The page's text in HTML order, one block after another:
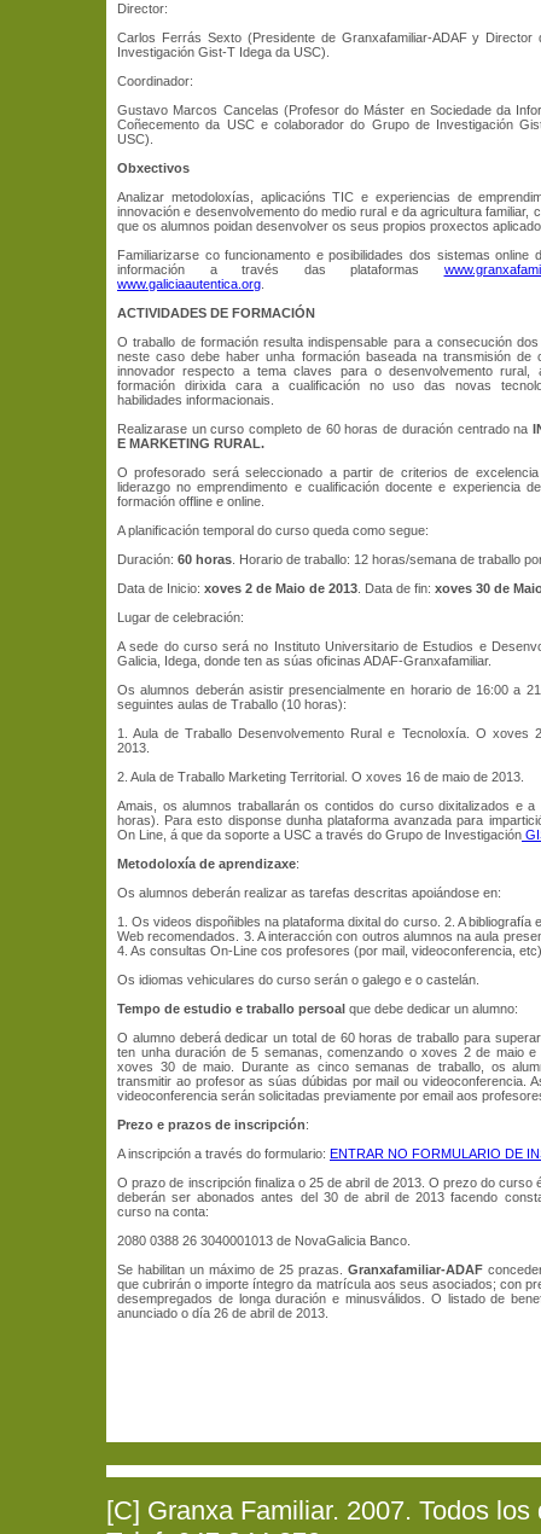
Director:
Carlos Ferrás Sexto (Presidente de Granxafamiliar-ADAF y Director
Investigación Gist-T Idega da USC).
Coordinador:
Gustavo Marcos Cancelas (Profesor do Máster en Sociedade da
Coñecemento da USC e colaborador do Grupo de Investigación
USC).
Obxectivos
Analizar metodoloxías, aplicacións TIC e experiencias de
innovación e desenvolvemento do medio rural e da agricultura familiar,
que os alumnos poidan desenvolver os seus propios proxectos
Familiarizarse co funcionamento e posibilidades dos sistemas online
información a través das plataformas
www.galiciaautentica.org
ACTIVIDADES DE FORMACIÓN
O traballo de formación resulta indispensable para a consecución
neste caso debe haber unha formación baseada na transmisión de
innovador respecto a tema claves para o desenvolvemento rural,
formación dirixida cara a cualificación no uso das novas
habilidades informacionais.
Realizarase un curso completo de 60 horas de duración centrado na
E MARKETING RURAL.
O profesorado será seleccionado a partir de criterios de excelencia
liderazgo no emprendimento e cualificación docente e experiencia
formación offline e online.
A planificación temporal do curso queda como segue:
Duración: 60 horas . Horario de traballo: 12 horas/semana de traballo
Data de Inicio: xoves 2 de Maio de 2013 . Data de fin: xoves 30 de
Lugar de celebración:
A sede do curso será no Instituto Universitario de Estudios e
Galicia, Idega, donde ten as súas oficinas ADAF-Granxafamiliar.
Os alumnos deberán asistir presencialmente en horario de 16:00 a
seguintes aulas de Traballo (10 horas):
1. Aula de Traballo Desenvolvemento Rural e Tecnoloxía. O xoves
2013.
2. Aula de Traballo Marketing Territorial. O xoves 16 de maio de 2013.
Amais, os alumnos traballarán os contidos do curso dixitalizados e a
horas). Para esto disponse dunha plataforma avanzada para
On Line, á que da soporte a USC a través do Grupo de Investigación
Metodoloxía de aprendizaxe:
Os alumnos deberán realizar as tarefas descritas apoiándose en:
1. Os videos dispoñibles na plataforma dixital do curso. 2. A bibliografía
Web recomendados. 3. A interacción con outros alumnos na aula
4. As consultas On-Line cos profesores (por mail, videoconferencia,
Os idiomas vehiculares do curso serán o galego e o castelán.
Tempo de estudio e traballo persoal que debe dedicar un alumno:
O alumno deberá dedicar un total de 60 horas de traballo para
ten unha duración de 5 semanas, comenzando o xoves 2 de maio e
xoves 30 de maio. Durante as cinco semanas de traballo, os
transmitir ao profesor as súas dúbidas por mail ou videoconferencia.
videoconferencia serán solicitadas previamente por email aos
Prezo e prazos de inscripción:
A inscripción a través do formulario: ENTRAR NO FORMULARIO DE
O prazo de inscripción finaliza o 25 de abril de 2013. O prezo do curso
deberán ser abonados antes del 30 de abril de 2013 facendo
curso na conta:
2080 0388 26 3040001013 de NovaGalicia Banco.
Se habilitan un máximo de 25 prazas. Granxafamiliar-ADAF
que cubrirán o importe íntegro da matrícula aos seus asociados; con
desempregados de longa duración e minusválidos. O listado de
anunciado o día 26 de abril de 2013.
[C] Granxa Familiar. 2007. Todos